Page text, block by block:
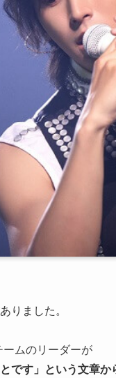
りました。
ムのリーダーが
です」という文章か